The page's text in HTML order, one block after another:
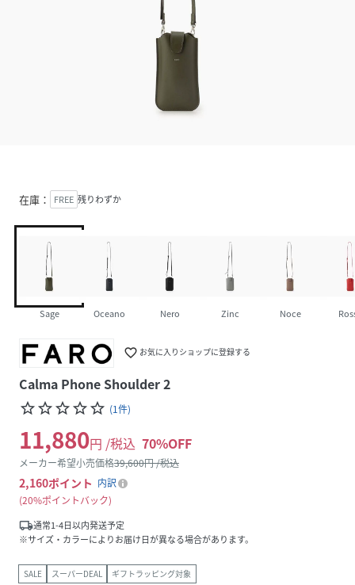
在庫： FREE 残りわずか
Sage Oceano Nero Zinc Noce
favorite_border お気に入りショップに登録する
Calma Phone Shoulder 2
star_borderstar_borderstar_borderstar_borderstar_border (1件)
11,880円 /税込 70%OFF
メーカー希望小売価格39,600円 /税込
2,160ポイント 内訳
20%ポイントバック
local_shipping通常1-4日以内発送予定
※サイズ・カラーによりお届け日が異なる場合があります。
SALE スーパーDEAL ギフトラッピング対象